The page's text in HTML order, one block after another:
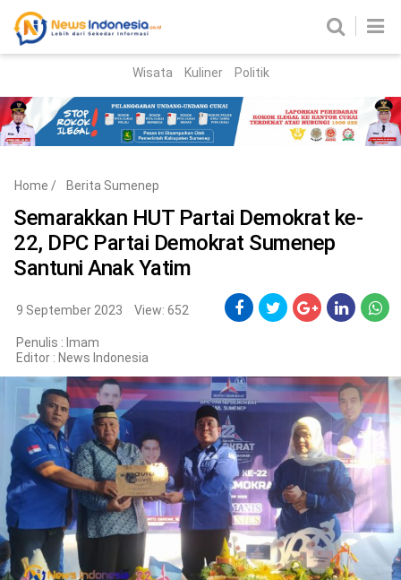
Parlemen
Nasional
Korupsi
Politik
Gaya Hidup
Kesehatan Kuliner
Otomotif
Iptek
Wisata Kuliner Politik
Home / Berita Sumenep
Semarakkan HUT Partai Demokrat ke-
22, DPC Partai Demokrat Sumenep
Santuni Anak Yatim
9 September 2023 View: 652
Penulis : Imam
Editor : News Indonesia